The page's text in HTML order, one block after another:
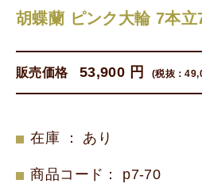
胡蝶蘭 ピンク大輪 7本立
販売価格 53,900 円 (税抜：
在庫 ： あり
商品コード ： p7-70